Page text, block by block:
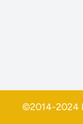
©2014-2024